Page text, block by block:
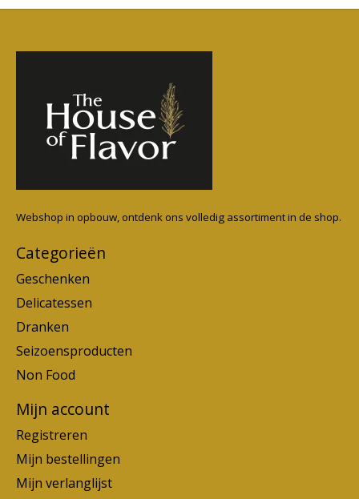
Webshop in opbouw, ontdenk ons volledig assortiment in de shop.
Categorieën
Geschenken
Delicatessen
Dranken
Seizoensproducten
Non Food
Mijn account
Registreren
Mijn bestellingen
Mijn verlanglijst